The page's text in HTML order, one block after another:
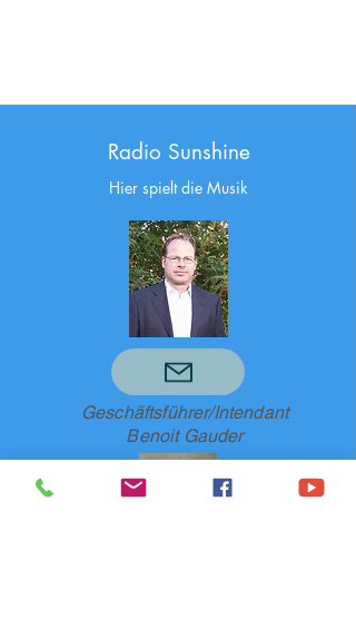
Radio Sunshine
Hier spielt die Musik
Geschäftsführer/Intendant
Benoit Gauder